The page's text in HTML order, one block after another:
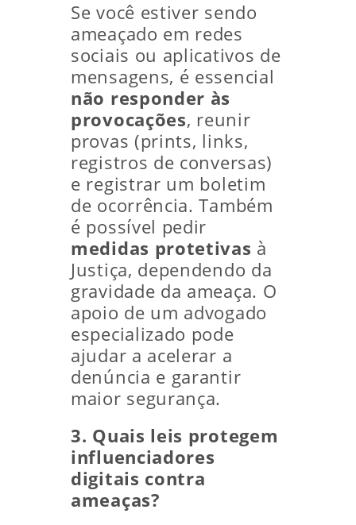
Se você estiver sendo
ameaçado em redes
sociais ou aplicativos de
mensagens, é essencial
não responder às
provocações, reunir
provas (prints, links,
registros de conversas)
e registrar um boletim
de ocorrência. Também
é possível pedir
medidas protetivas à
Justiça, dependendo da
gravidade da ameaça. O
apoio de um advogado
especializado pode
ajudar a acelerar a
denúncia e garantir
maior segurança.
3. Quais leis protegem
influenciadores
digitais contra
ameaças?